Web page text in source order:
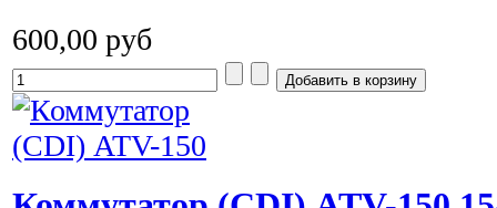
600,00 руб